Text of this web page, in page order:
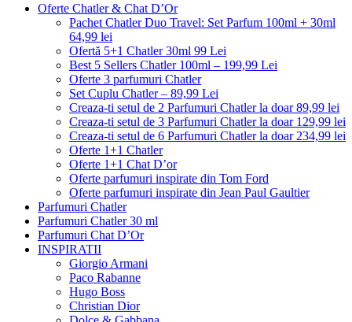
Oferte Chatler & Chat D’Or
Pachet Chatler Duo Travel: Set Parfum 100ml + 30ml
64,99 lei
Ofertă 5+1 Chatler 30ml 99 Lei
Best 5 Sellers Chatler 100ml – 199,99 Lei
Oferte 3 parfumuri Chatler
Set Cuplu Chatler – 89,99 Lei
Creaza-ti setul de 2 Parfumuri Chatler la doar 89,99 lei
Creaza-ti setul de 3 Parfumuri Chatler la doar 129,99 lei
Creaza-ti setul de 6 Parfumuri Chatler la doar 234,99 lei
Oferte 1+1 Chatler
Oferte 1+1 Chat D’or
Oferte parfumuri inspirate din Tom Ford
Oferte parfumuri inspirate din Jean Paul Gaultier
Parfumuri Chatler
Parfumuri Chatler 30 ml
Parfumuri Chat D’Or
INSPIRATII
Giorgio Armani
Paco Rabanne
Hugo Boss
Christian Dior